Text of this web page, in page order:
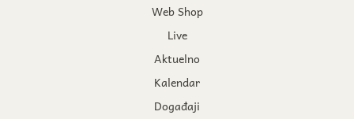
Web Shop
Live
Aktuelno
Kalendar
Događaji